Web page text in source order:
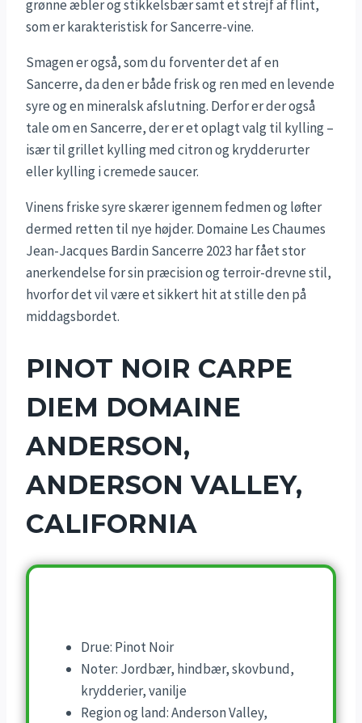
grønne æbler og stikkelsbær samt et strejf af flint,
som er karakteristisk for Sancerre-vine.
Smagen er også, som du forventer det af en
Sancerre, da den er både frisk og ren med en levende
syre og en mineralsk afslutning. Derfor er der også
tale om en Sancerre, der er et oplagt valg til kylling –
især til grillet kylling med citron og krydderurter
eller kylling i cremede saucer.
Vinens friske syre skærer igennem fedmen og løfter
dermed retten til nye højder. Domaine Les Chaumes
Jean-Jacques Bardin Sancerre 2023 har fået stor
anerkendelse for sin præcision og terroir-drevne stil,
hvorfor det vil være et sikkert hit at stille den på
middagsbordet.
PINOT NOIR CARPE
DIEM DOMAINE
ANDERSON,
ANDERSON VALLEY,
CALIFORNIA
Drue: Pinot Noir
Noter: Jordbær, hindbær, skovbund,
krydderier, vanilje
Region og land: Anderson Valley,